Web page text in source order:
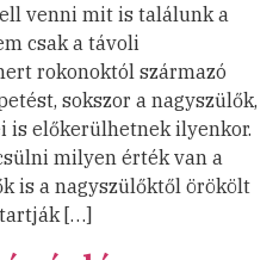
venni mit is találunk a
csak a távoli
rokonoktól származó
sokszor a nagyszülők,
is előkerülhetnek ilyenkor.
milyen érték van a
is a nagyszülőktől örökölt
[…]